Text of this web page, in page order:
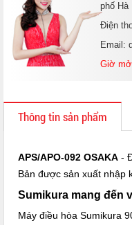
phố Hà
Điện
Email:
Giờ
Thông tin sản phẩm
APS/APO-092 OSAKA -
Bản được sản xuất nhập
Sumikura mang đến
Máy điều hòa Sumikura